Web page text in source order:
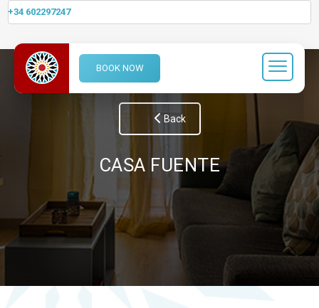
+34 602297247
BOOK NOW
Back
CASA FUENTE